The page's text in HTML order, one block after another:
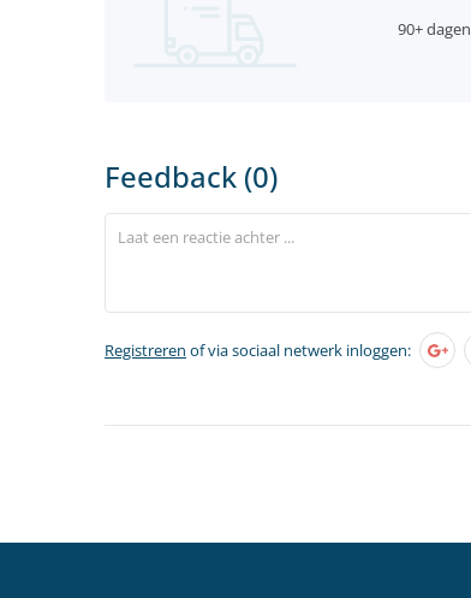
90+ dagen
Feedback (0)
Registreren of via sociaal netwerk inloggen: